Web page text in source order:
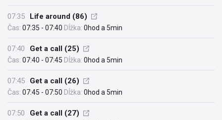
07:35 Life around (86)
Čas: 07:35 - 07:40 Dĺžka: 0hod a 5min
07:40 Get a call (25)
Čas: 07:40 - 07:45 Dĺžka: 0hod a 5min
07:45 Get a call (26)
Čas: 07:45 - 07:50 Dĺžka: 0hod a 5min
07:50 Get a call (27)